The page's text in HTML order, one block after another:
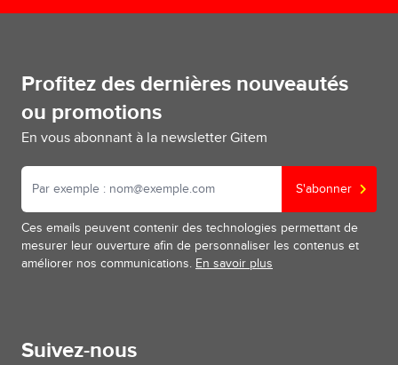
Profitez des dernières nouveautés
ou promotions
En vous abonnant à la newsletter Gitem
S'abonner
Ces emails peuvent contenir des technologies permettant de
mesurer leur ouverture afin de personnaliser les contenus et
améliorer nos communications. En savoir plus
Suivez-nous